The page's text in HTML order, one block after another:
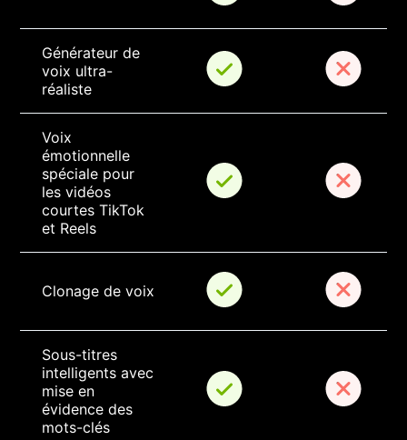
Générateur de
voix ultra-
réaliste
Voix
émotionnelle
spéciale pour
les vidéos
courtes TikTok
et Reels
Clonage de voix
Sous-titres
intelligents avec
mise en
évidence des
mots-clés